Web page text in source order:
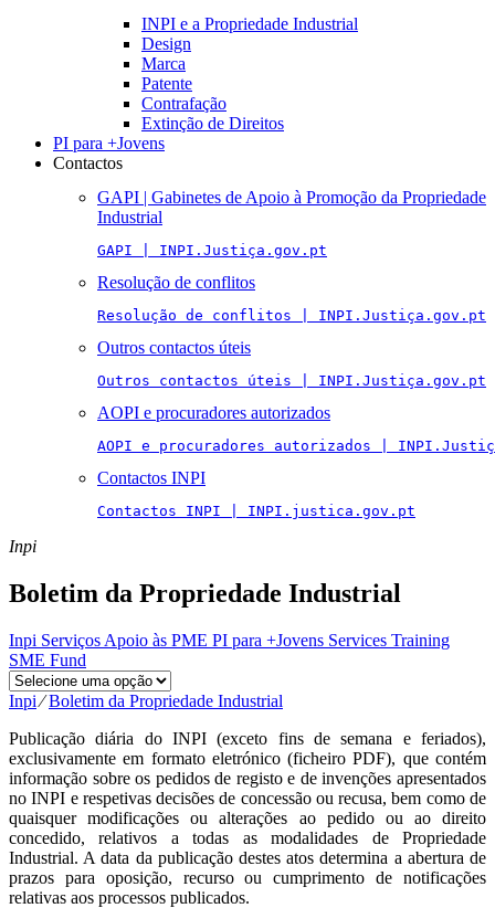
INPI e a Propriedade Industrial
Design
Marca
Patente
Contrafação
Extinção de Direitos
PI para +Jovens
Contactos
GAPI | Gabinetes de Apoio à Promoção da Propriedade
Industrial
GAPI | INPI.Justiça.gov.pt
Resolução de conflitos
Resolução de conflitos | INPI.Justiça.gov.pt
Outros contactos úteis
Outros contactos úteis | INPI.Justiça.gov.pt
AOPI e procuradores autorizados
AOPI e procuradores autorizados |
Contactos INPI
Contactos INPI | INPI.justica.gov.pt
Inpi
Boletim da Propriedade Industrial
Inpi Serviços Apoio às PME PI para +Jovens Services Training
SME Fund
Inpi⁄Boletim da Propriedade Industrial
Publicação diária do INPI (exceto fins de semana e feriados),
exclusivamente em formato eletrónico (ficheiro PDF), que contém
informação sobre os pedidos de registo e de invenções apresentados
no INPI e respetivas decisões de concessão ou recusa, bem como de
quaisquer modificações ou alterações ao pedido ou ao direito
concedido, relativos a todas as modalidades de Propriedade
Industrial. A data da publicação destes atos determina a abertura de
prazos para oposição, recurso ou cumprimento de notificações
relativas aos processos publicados.